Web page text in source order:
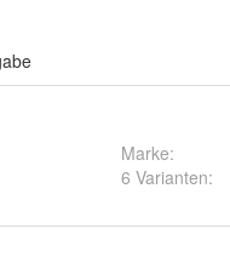
Marke:
6 Varianten: